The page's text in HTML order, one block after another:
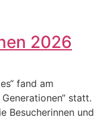
2026
fand am
statt.
Besucherinnen und